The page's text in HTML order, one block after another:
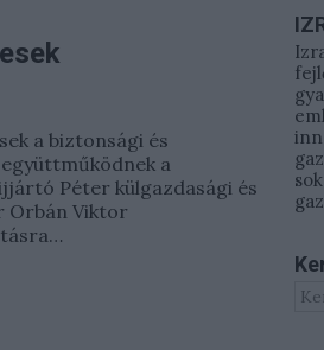
a biztonsági és
a
Péter külgazdasági és
Orbán Viktor